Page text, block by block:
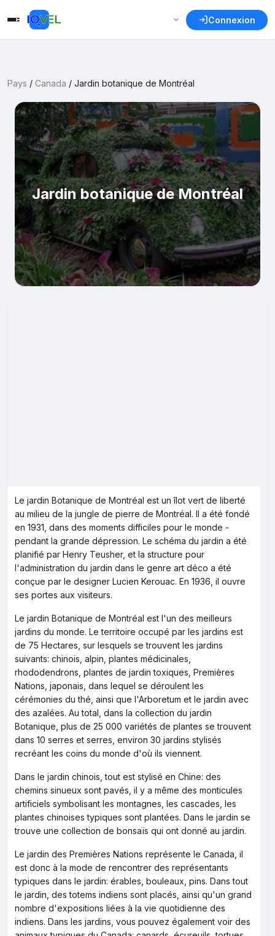
Connexion
Pays / Canada / Jardin botanique de Montréal
Jardin botanique de Montréal
Le jardin Botanique de Montréal est un îlot vert de liberté
au milieu de la jungle de pierre de Montréal. Il a été fondé
en 1931, dans des moments difficiles pour le monde -
pendant la grande dépression. Le schéma du jardin a été
planifié par Henry Teusher, et la structure pour
l'administration du jardin dans le genre art déco a été
conçue par le designer Lucien Kerouac. En 1936, il ouvre
ses portes aux visiteurs.
Le jardin Botanique de Montréal est l'un des meilleurs
jardins du monde. Le territoire occupé par les jardins est
de 75 Hectares, sur lesquels se trouvent les jardins
suivants: chinois, alpin, plantes médicinales,
rhododendrons, plantes de jardin toxiques, Premières
Nations, japonais, dans lequel se déroulent les
cérémonies du thé, ainsi que l'Arboretum et le jardin avec
des azalées. Au total, dans la collection du jardin
Botanique, plus de 25 000 variétés de plantes se trouvent
dans 10 serres et serres, environ 30 jardins stylisés
recréant les coins du monde d'où ils viennent.
Dans le jardin chinois, tout est stylisé en Chine: des
chemins sinueux sont pavés, il y a même des monticules
artificiels symbolisant les montagnes, les cascades, les
plantes chinoises typiques sont plantées. Dans le jardin se
trouve une collection de bonsaïs qui ont donné au jardin.
Le jardin des Premières Nations représente le Canada, il
est donc à la mode de rencontrer des représentants
typiques dans le jardin: érables, bouleaux, pins. Dans tout
le jardin, des totems indiens sont placés, ainsi qu'un grand
nombre d'expositions liées à la vie quotidienne des
indiens. Dans les jardins, vous pouvez également voir des